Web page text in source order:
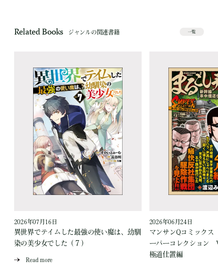
Related Books ジャンルの関連書籍 一覧
2026年07月16日
異世界でテイムした最強の使い魔は、幼馴
染の美少女でした（７）
Read more
2026年06月24日
マンサンQコミック
ーパーコレクション
極道仕置編